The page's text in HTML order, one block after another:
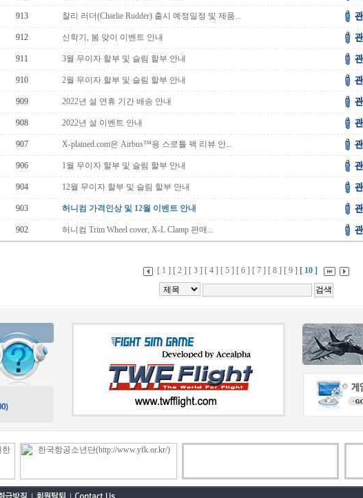
913 찰리 러더(Charlie Rudder) 출시 예정일정 및 제품...
912 신학기, 봄 맞이 이벤트 안내
911 3월 무이자 할부 및 슬림 할부 안내
910 2월 무이자 할부 및 슬림 할부 안내
909 2022년 설 연휴 기간 배송 안내
908 2022년 설 이벤트 안내
907 X-plained.com은 Airbus™용 스로틀 팩 리뷰 안...
906 1월 무이자 할부 및 슬림 할부 안내
904 12월 무이자 할부 및 슬림 할부 안내
903 허니컴 가격인상 및 12월 이벤트 안내
902 허니컴 Trim Wheel cover, X-L Clamp 판매...
[ 1 ] [ 2 ] [ 3 ] [ 4 ] [ 5 ] [ 6 ] [ 7 ] [ 8 ] [ 9 ] [ 10 ]